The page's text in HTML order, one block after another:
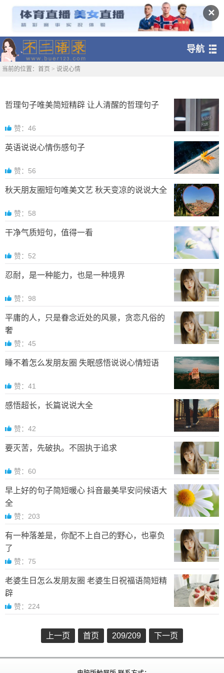
✕
导航
当前的位置：首页 >说说心情
哲理句子唯美简短精辟 让人清醒的哲理句子
赞：46
英语说说心情伤感句子
赞：56
秋天朋友圈短句唯美文艺 秋天变凉的说说大全
赞：58
干净气质短句，值得一看
赞：52
忍耐，是一种能力，也是一种境界
赞：98
平庸的人，只是眷念近处的风景，贪恋凡俗的
奢
赞：45
睡不着怎么发朋友圈 失眠感悟说说心情短语
赞：41
感悟超长，长篇说说大全
赞：42
要灭苦，先破执。不固执于追求
赞：60
早上好的句子简短暖心 抖音最美早安问候语大
全
赞：203
有一种落差是，你配不上自己的野心，也辜负
了
赞：75
老婆生日怎么发朋友圈 老婆生日祝福语简短精
辟
赞：224
上一页 首页 209/209 下一页